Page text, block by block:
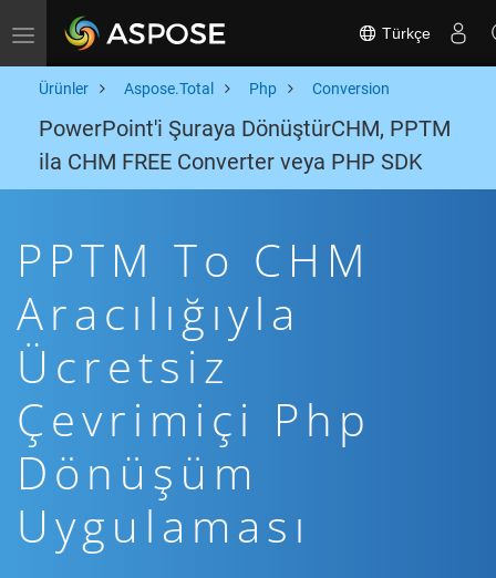
Toggle navigation Türkçe
Ürünler Aspose.Total Php Conversion
PowerPoint'i Şuraya DönüştürCHM, PPTM
ila CHM FREE Converter veya PHP SDK
PPTM To CHM
Aracılığıyla
Ücretsiz
Çevrimiçi Php
Dönüşüm
Uygulaması